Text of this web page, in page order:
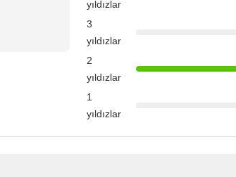
yıldızlar
3
yıldızlar
2
yıldızlar
1
yıldızlar